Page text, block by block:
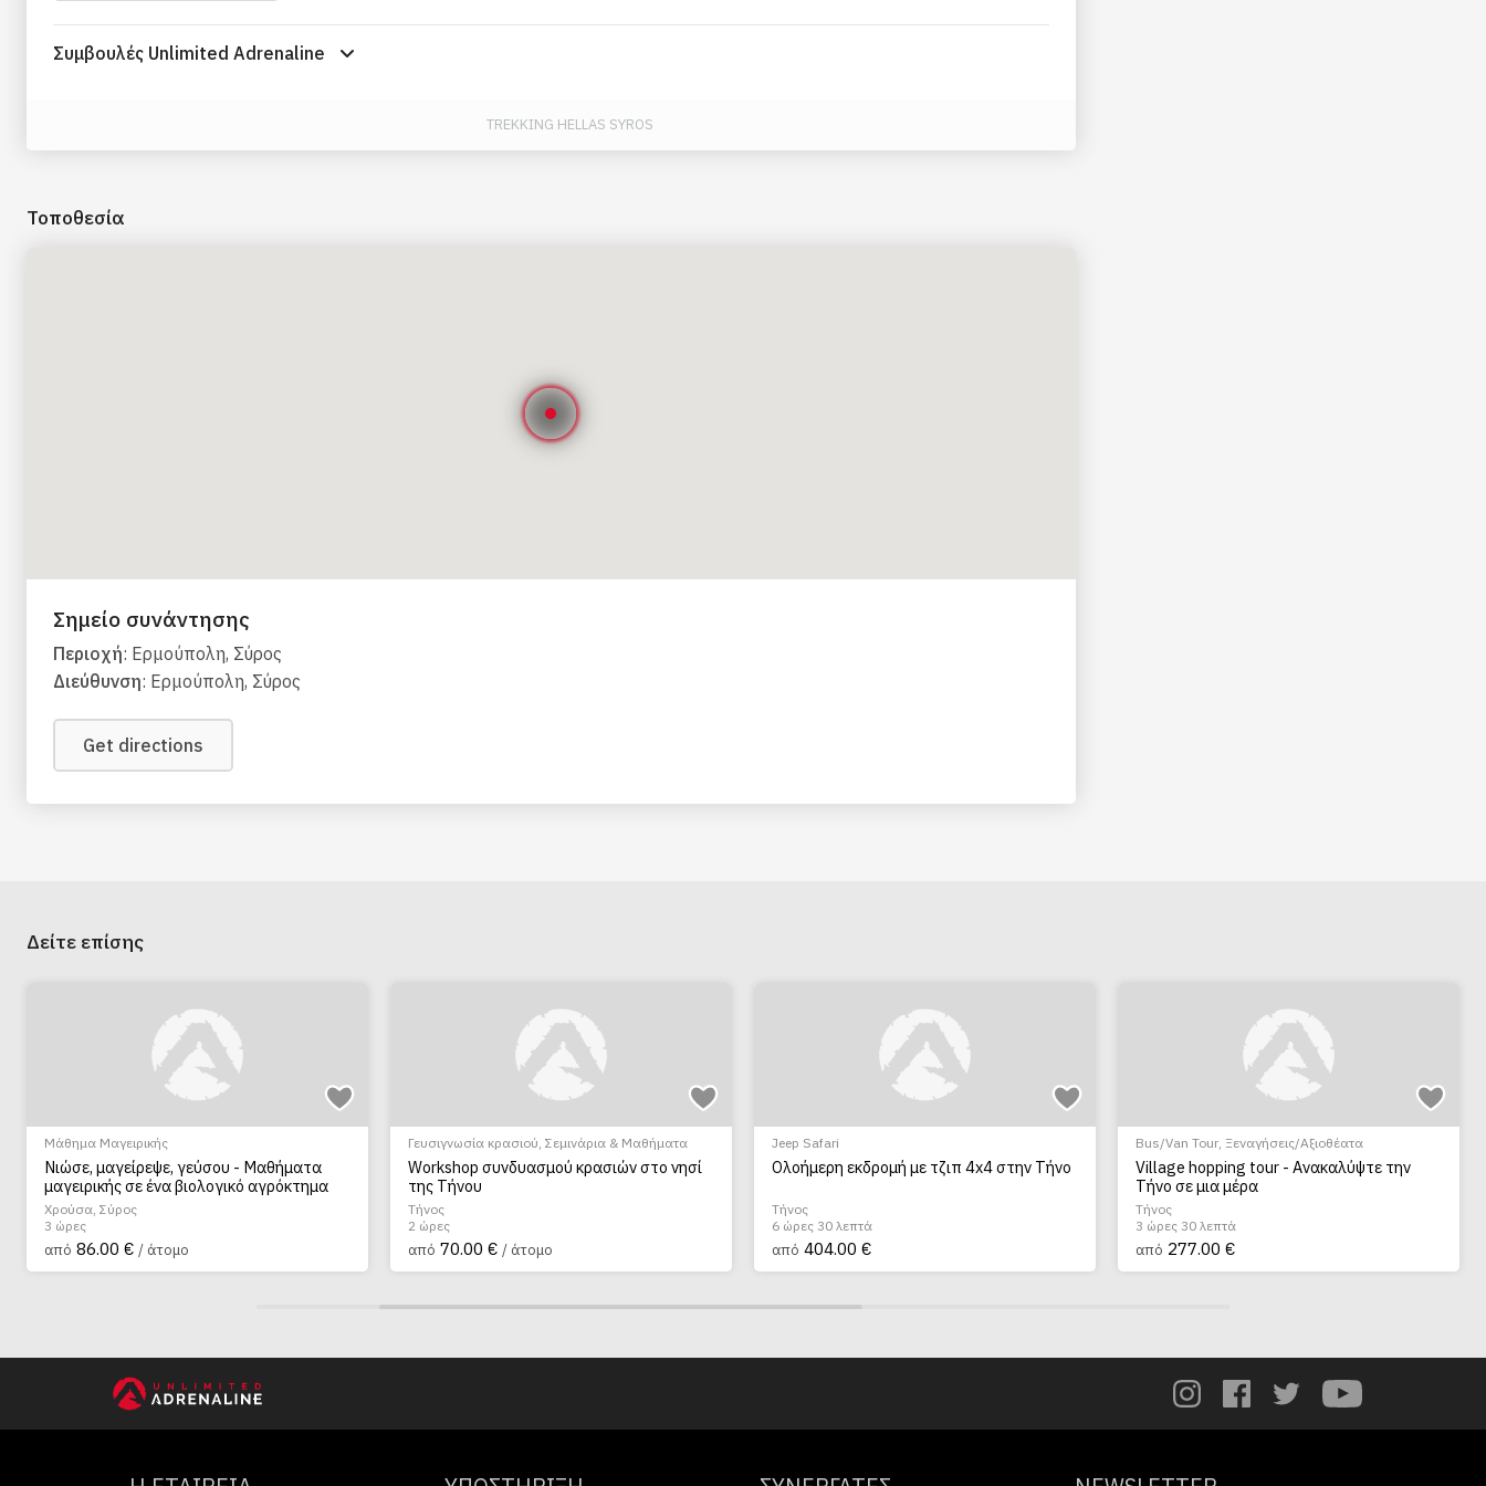
Συμβουλές Unlimited Adrenaline
TREKKING HELLAS SYROS
Τοποθεσία
Σημείο συνάντησης
Περιοχή: Ερμούπολη, Σύρος
Διεύθυνση: Ερμούπολη, Σύρος
Get directions
Δείτε επίσης
Μάθημα Μαγειρικής
Νιώσε, μαγείρεψε, γεύσου - Μαθήματα
μαγειρικής σε ένα βιολογικό αγρόκτημα
Χρούσα, Σύρος
3 ώρες
από 86.00 € / άτομο
Γευσιγνωσία κρασιού, Σεμινάρια & Μαθήματα
Workshop συνδυασμού κρασιών στο νησί
της Τήνου
Τήνος
2 ώρες
από 70.00 € / άτομο
Jeep Safari
Ολοήμερη εκδρομή με τζιπ 4x4 στην Τήνο
Τήνος
6 ώρες 30 λεπτά
από 404.00 €
Bus/Van Tour, Ξεναγήσεις/Αξιοθέατα
Village hopping tour - Ανακαλύψτε την
Τήνο σε μια μέρα
Τήνος
3 ώρες 30 λεπτά
από 277.00 €